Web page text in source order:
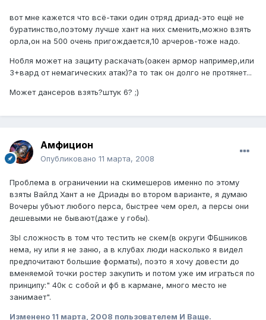
вот мне кажется что всё-таки один отряд дриад-это ещё не
буратинство,поэтому лучше хант на них сменить,можно взять
орла,он на 500 очень пригождается,10 арчеров-тоже надо.
Нобля может на защиту раскачать(оакен армор например,или
3+вард от немагических атак)?а то так он долго не протянет...
Может дансеров взять?штук 6? ;)
Амфицион
Опубликовано 11 марта, 2008
Проблема в ограничении на скимешеров именно по этому
взяты Вайлд Хант а не Дриады во втором варианте, я думаю
Вочеры убъют любого перса, быстрее чем орел, а персы они
дешевыми не бывают(даже у гобы).
ЗЫ сложность в том что тестить не скем(в округи ФБшников
нема, ну или я не заню, а в клубах люди насколько я видел
предпочитают большие форматы), поэто я хочу довести до
вменяемой точки ростер закупить и потом уже им играться по
принципу:" 40к с собой и фб в кармане, много место не
занимает".
Изменено 11 марта, 2008 пользователем И Ваще.